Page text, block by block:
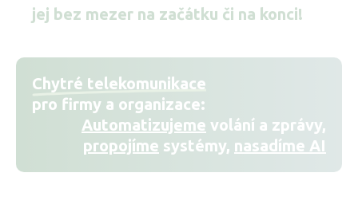
jej bez mezer na začátku či na konci!
Chytré telekomunikace
pro firmy a organizace:
Automatizujeme volání a zprávy,
propojíme systémy, nasadíme AI